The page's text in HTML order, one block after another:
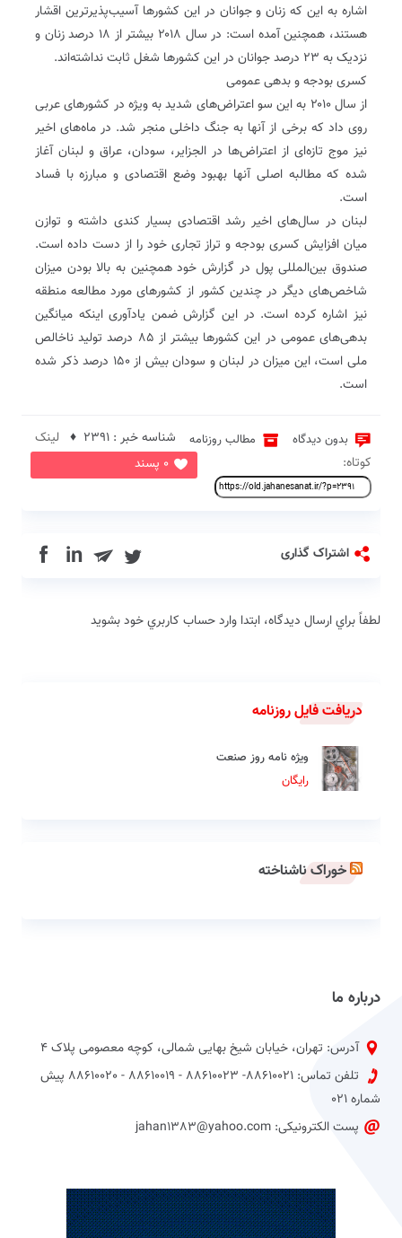
اشاره به این که زنان و جوانان در این کشورها آسیب‌پذیرترین اقشار
هستند، همچنین آمده است: در سال ۲۰۱۸ بیشتر از ۱۸ درصد زنان و
نزدیک به ۲۳ درصد جوانان در این کشورها شغل ثابت نداشته‌اند.
کسری بودجه و بدهی عمومی
از سال ۲۰۱۰ به این سو اعتراض‌های شدید به ویژه در کشورهای عربی
روی داد که برخی از آنها به جنگ داخلی منجر شد. در ماه‌های اخیر
نیز موج تازه‌ای از اعتراض‌ها در الجزایر، سودان، عراق و لبنان آغاز
شده که مطالبه اصلی آنها بهبود وضع اقتصادی و مبارزه با فساد
است.
لبنان در سال‌های اخیر رشد اقتصادی بسیار کندی داشته و توازن
میان افزایش کسری بودجه و تراز تجاری خود را از دست داده است.
صندوق بین‌المللی پول در گزارش خود همچنین به بالا بودن میزان
شاخص‌های دیگر در چندین کشور از کشورهای مورد مطالعه منطقه
نیز اشاره کرده است. در این گزارش ضمن یادآوری اینکه میانگین
بدهی‌های عمومی در این کشورها بیشتر از ۸۵ درصد تولید ناخالص
ملی است، این میزان در لبنان و سودان بیش از ۱۵۰ درصد ذکر شده
است.
بدون دیدگاه مطالب روزنامه
0 پسند
شناسه خبر : 2391 ♦
لینک
کوتاه:
اشتراک گذاری in
لطفاً براي ارسال دیدگاه، ابتدا وارد حساب كاربري خود بشويد
دریافت فایل روزنامه
ویژه نامه روز صنعت
رایگان
خوراک ناشناخته
درباره ما
آدرس: تهران، خیابان شیخ بهایی شمالی، کوچه معصومی پلاک 4
تلفن تماس: 88610021- 88610023 - 88610019 - 88610020 پیش
شماره 021
پست الکترونیکی: jahan1383@yahoo.com